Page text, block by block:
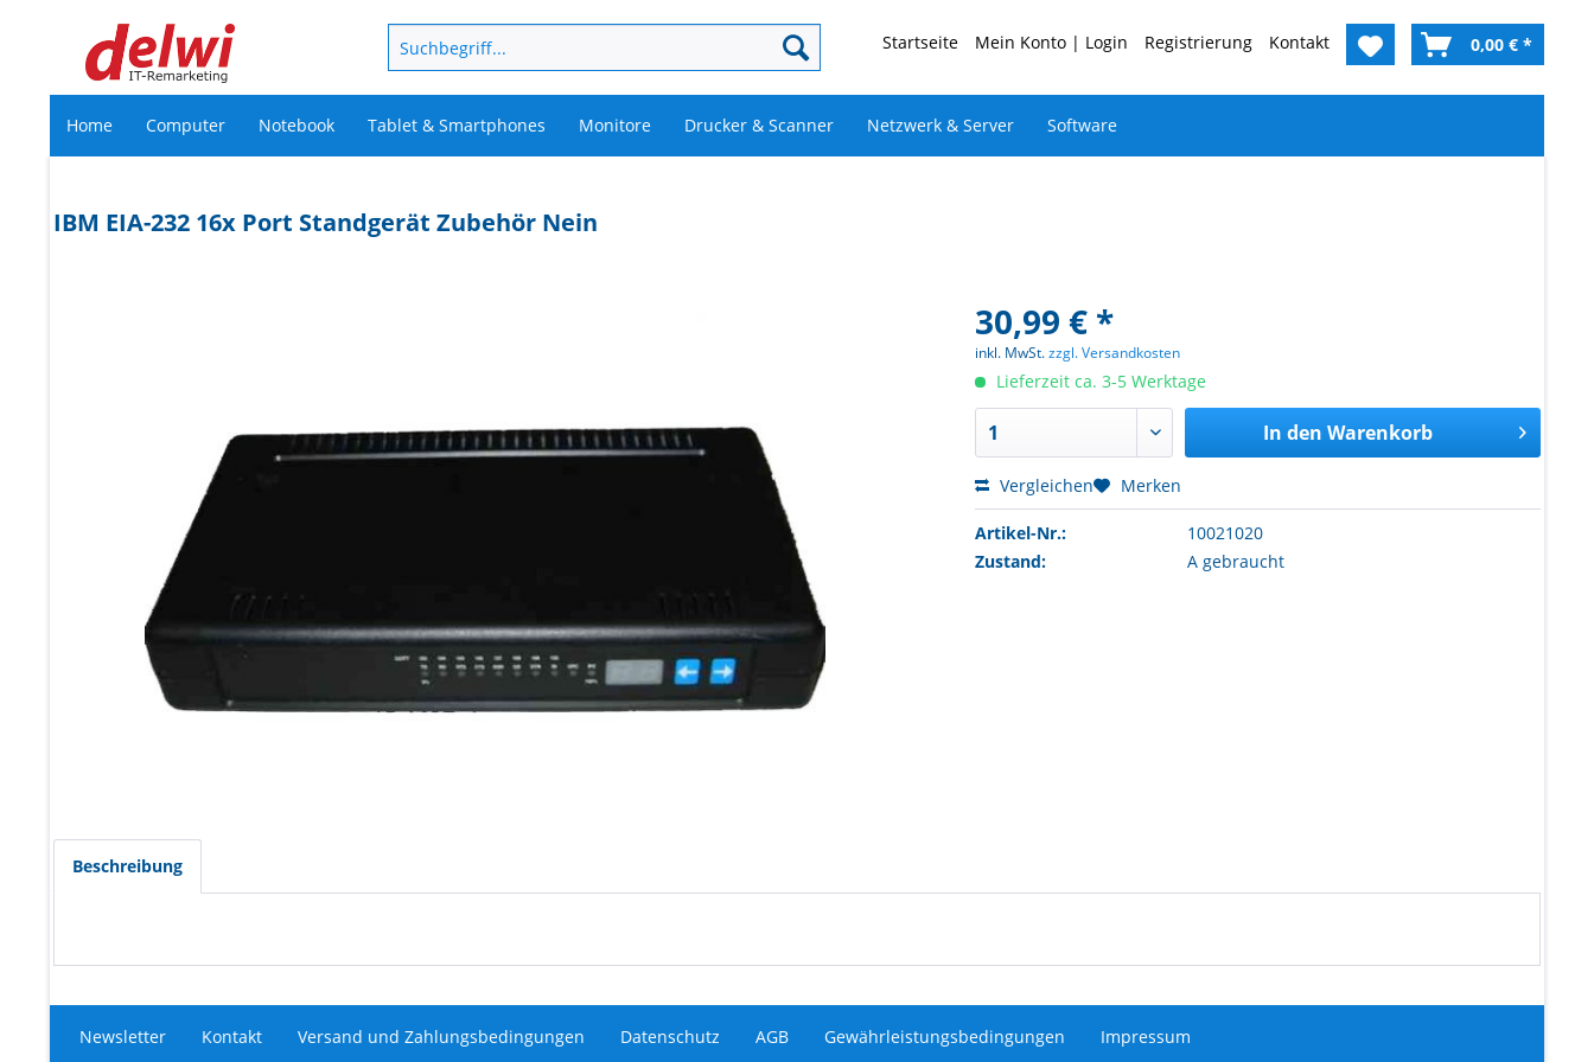
Startseite Mein Konto | Login Registrierung Kontakt 0,00 € *
Home Computer Notebook Tablet & Smartphones Monitore Drucker & Scanner Netzwerk & Server Software
IBM EIA-232 16x Port Standgerät Zubehör Nein
30,99 € *
inkl. MwSt.zzgl. Versandkosten
Lieferzeit ca. 3-5 Werktage
In den Warenkorb
Vergleichen Merken
Artikel-Nr.:
10021020
Zustand:
A gebraucht
Beschreibung
Newsletter Kontakt Versand und Zahlungsbedingungen Datenschutz AGB Gewährleistungsbedingungen Impressum